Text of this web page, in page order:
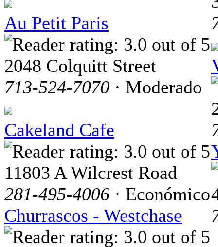
Au Petit Paris
2048 Colquitt Street
713-524-7070 · Moderado
Cakeland Cafe
11803 A Wilcrest Road
281-495-4006 · Económico
Churrascos - Westchase